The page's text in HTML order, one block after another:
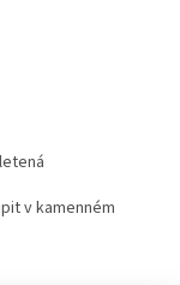
v kamenném